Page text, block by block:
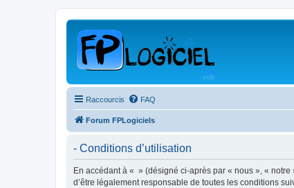
Raccourcis FAQ
Forum FPLogiciels
- Conditions d’utilisation
En accédant à « » (désigné ci-après par « nous », «
d’être légalement responsable de toutes les conditions